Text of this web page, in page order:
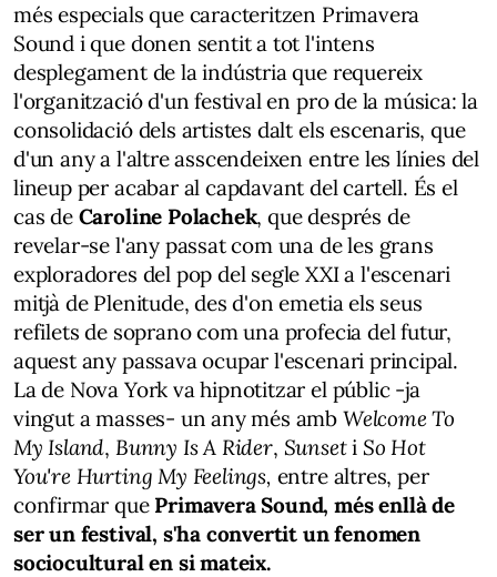
més especials que caracteritzen Primavera
Sound i que donen sentit a tot l'intens
desplegament de la indústria que requereix
l'organització d'un festival en pro de la música: la
consolidació dels artistes dalt els escenaris, que
d'un any a l'altre asscendeixen entre les línies del
lineup per acabar al capdavant del cartell. És el
cas deCaroline Polachek, que després de
revelar-se l'any passat com una de les grans
exploradores del pop del segle XXI a l'escenari
mitjà de Plenitude, des d'on emetia els seus
refilets de soprano com una profecia del futur,
aquest any passava ocupar l'escenari principal.
La de Nova York va hipnotitzar el públic -ja
vingut a masses- un any més amb Welcome To
My Island, Bunny Is A Rider, Sunseti So Hot
You're Hurting My Feelings, entre altres, per
confirmar que Primavera Sound, més enllà de
ser un festival, s'ha convertit un fenomen
sociocultural en si mateix.